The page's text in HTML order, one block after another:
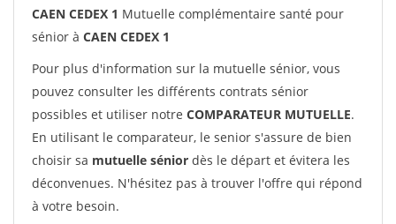
CAEN CEDEX 1 Mutuelle complémentaire santé pour
sénior à CAEN CEDEX 1
Pour plus d'information sur la mutuelle sénior, vous
pouvez consulter les différents contrats sénior
possibles et utiliser notre COMPARATEUR MUTUELLE.
En utilisant le comparateur, le senior s'assure de bien
choisir sa mutuelle sénior dès le départ et évitera les
déconvenues. N'hésitez pas à trouver l'offre qui répond
à votre besoin.